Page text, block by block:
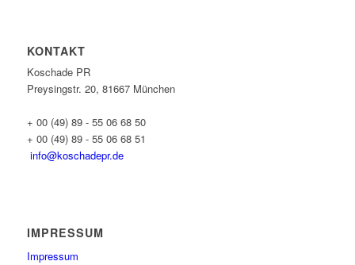
KONTAKT
Koschade PR
Preysingstr. 20, 81667 München
+ 00 (49) 89 - 55 06 68 50
+ 00 (49) 89 - 55 06 68 51
info@koschadepr.de
IMPRESSUM
Impressum